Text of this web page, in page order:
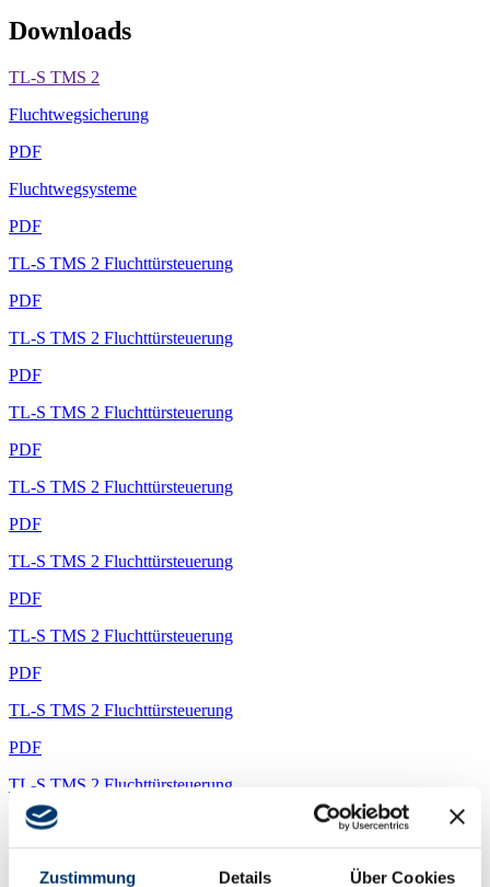
Zustimmung Details Über Cookies
Downloads
TL-S TMS 2
Fluchtwegsicherung
PDF
Fluchtwegsysteme
PDF
TL-S TMS 2 Fluchttürsteuerung
PDF
TL-S TMS 2 Fluchttürsteuerung
PDF
TL-S TMS 2 Fluchttürsteuerung
PDF
TL-S TMS 2 Fluchttürsteuerung
PDF
TL-S TMS 2 Fluchttürsteuerung
PDF
TL-S TMS 2 Fluchttürsteuerung
PDF
TL-S TMS 2 Fluchttürsteuerung
PDF
TL-S TMS 2 Fluchttürsteuerung
PDF